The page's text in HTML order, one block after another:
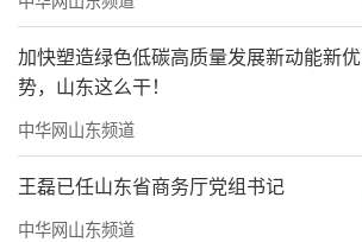
加快塑造绿色低碳高质量发展新动能新优
势，山东这么干！
中华网山东频道
王磊已任山东省商务厅党组书记
中华网山东频道